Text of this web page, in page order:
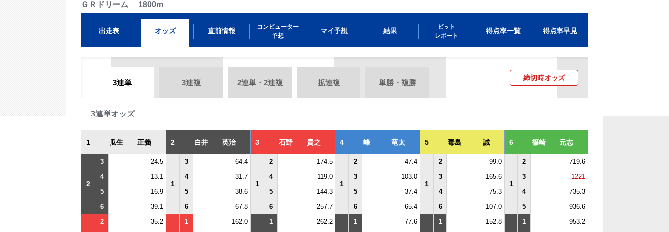
ＧＲドリーム 1800m
出走表 オッズ 直前情報
コンピューター
予想
マイ予想 結果
ピット
レポート
得点率一覧 得点率早見
3連単 3連複 2連単・2連複 拡連複 単勝・複勝
締切時オッズ
3連単オッズ
1 瓜生 正義 2 白井 英治 3 石野 貴之 4 峰 竜太 5 毒島 誠 6 篠崎 元志
2
3 24.5
1
3 64.4
1
2 174.5
1
2 47.4
1
2 99.0
1
2
719.6
4
13.1 4 31.7 4 119.0 3 103.0 3 165.6 3
1221
5
16.9 5 38.6 5 144.3 5 37.4 4 75.3 4
735.3
6
39.1 6 67.8 6 257.7 6 65.4 6 107.0 5 936.6
2 35.2 1 162.0 1 262.2 1 77.6 1 152.8 1
953.2